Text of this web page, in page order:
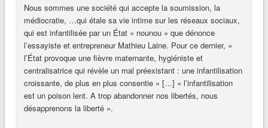
Nous sommes une société qui accepte la soumission, la
médiocratie, …qui étale sa vie intime sur les réseaux sociaux,
qui est infantilisée par un État « nounou » que dénonce
l’essayiste et entrepreneur Mathieu Laine. Pour ce dernier, «
l’État provoque une fièvre maternante, hygiéniste et
centralisatrice qui révèle un mal préexistant : une infantilisation
croissante, de plus en plus consentie » […] « l’infantilisation
est un poison lent. A trop abandonner nos libertés, nous
désapprenons la liberté ».